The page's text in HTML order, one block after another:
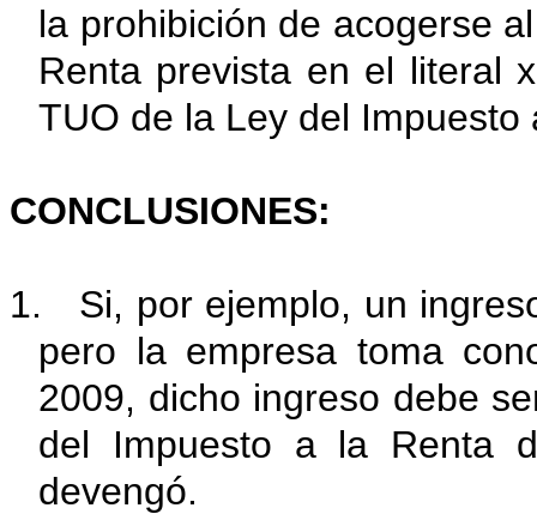
la prohibición de acogerse
Renta prevista en el literal
TUO de la Ley del Impuesto
CONCLUSIONES:
1. Si, por ejemplo, un
pero la empresa toma
2009, dicho ingreso debe
del Impuesto a la Renta
devengó.